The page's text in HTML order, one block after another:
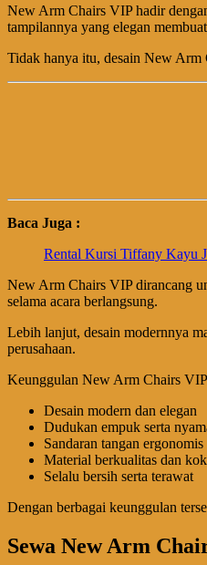
New Arm Chairs VIP hadir
tampilannya yang elegan
Tidak hanya itu, desain New Arm
Baca Juga :
Rental Kursi Tiffany Kayu
New Arm Chairs VIP dirancang
selama acara berlangsung.
Lebih lanjut, desain modernnya
perusahaan.
Keunggulan New Arm Chairs VIP
Desain modern dan elegan
Dudukan empuk serta
Sandaran tangan ergonomis
Material berkualitas dan
Selalu bersih serta terawat
Dengan berbagai keunggulan
Sewa New Arm